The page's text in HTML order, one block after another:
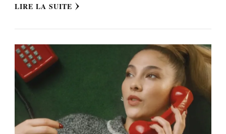
LIRE LA SUITE